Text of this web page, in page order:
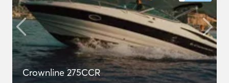
Crownline 275CCR